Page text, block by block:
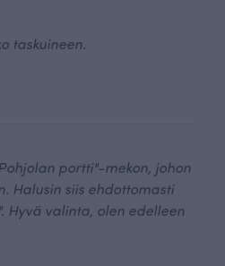
taskuineen.
portti"-mekon, johon
Halusin siis ehdottomasti
Hyvä valinta, olen edelleen